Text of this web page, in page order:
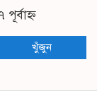
খুঁজুন